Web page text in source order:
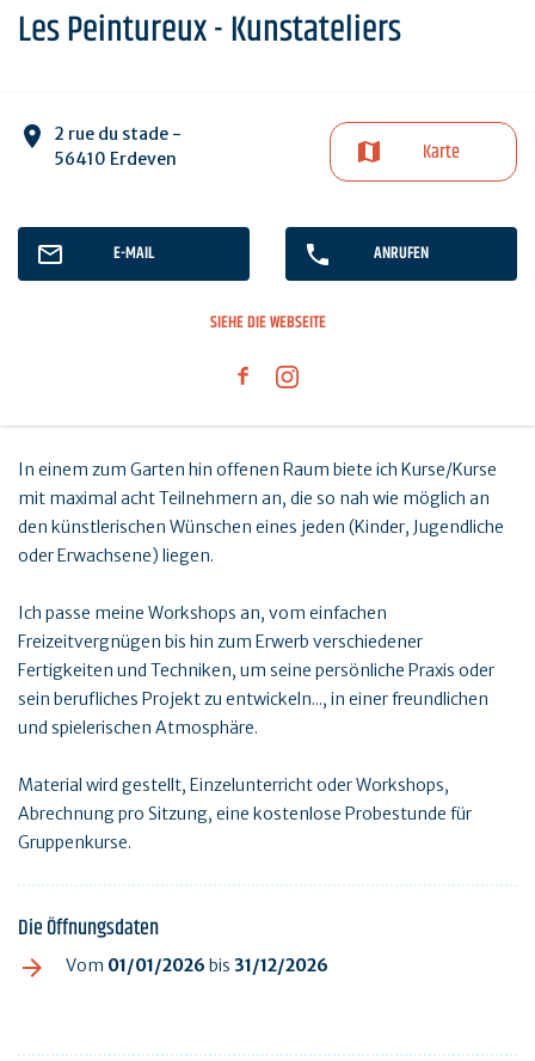
Les Peintureux - Kunstateliers
2 rue du stade -
56410 Erdeven
Karte
E-MAIL ANRUFEN
SIEHE DIE WEBSEITE
In einem zum Garten hin offenen Raum biete ich Kurse/Kurse
mit maximal acht Teilnehmern an, die so nah wie möglich an
den künstlerischen Wünschen eines jeden (Kinder, Jugendliche
oder Erwachsene) liegen.
Ich passe meine Workshops an, vom einfachen
Freizeitvergnügen bis hin zum Erwerb verschiedener
Fertigkeiten und Techniken, um seine persönliche Praxis oder
sein berufliches Projekt zu entwickeln..., in einer freundlichen
und spielerischen Atmosphäre.
Material wird gestellt, Einzelunterricht oder Workshops,
Abrechnung pro Sitzung, eine kostenlose Probestunde für
Gruppenkurse.
Die Öffnungsdaten
Vom 01/01/2026 bis 31/12/2026